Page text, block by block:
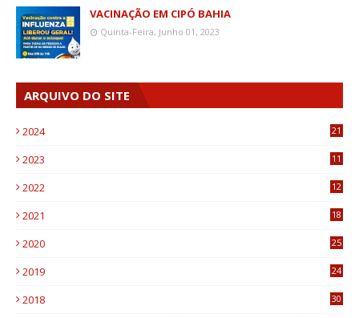
VACINAÇÃO EM CIPÓ BAHIA
Quinta-Feira, Junho 01, 2023
ARQUIVO DO SITE
2024 21
2023
11
2022
12
2021
18
2020
25
2019
24
2018
30